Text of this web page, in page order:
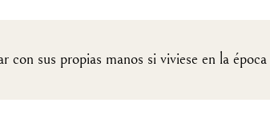
sus propias manos si viviese en la época